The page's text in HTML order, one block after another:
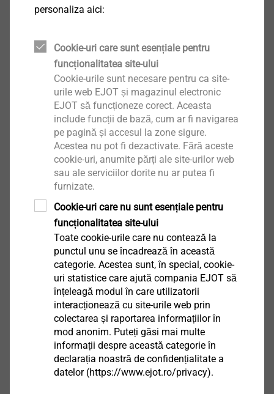
Vă rugăm să alegeți o variantă de produs
JT4-6-5.5x19
JT4-6-5.5x22 PU100
6380508301
JT4-6-5.5x22
7380508301
JT4-6-5,5x30
personaliza aici:
Cookie-uri care sunt esențiale pentru
funcționalitatea site-ului
Cookie-urile sunt necesare pentru ca site-
urile web EJOT și magazinul electronic
EJOT să funcționeze corect. Aceasta
include funcții de bază, cum ar fi navigarea
pe pagină și accesul la zone sigure.
Acestea nu pot fi dezactivate. Fără aceste
cookie-uri, anumite părți ale site-urilor web
sau ale serviciilor dorite nu ar putea fi
furnizate.
Cookie-uri care nu sunt esențiale pentru
funcționalitatea site-ului
Toate cookie-urile care nu contează la
punctul unu se încadrează în această
categorie. Acestea sunt, în special, cookie-
uri statistice care ajută compania EJOT să
înțeleagă modul în care utilizatorii
interacționează cu site-urile web prin
colectarea și raportarea informațiilor în
mod anonim. Puteți găsi mai multe
informații despre această categorie în
declarația noastră de confidențialitate a
datelor (https://www.ejot.ro/privacy).